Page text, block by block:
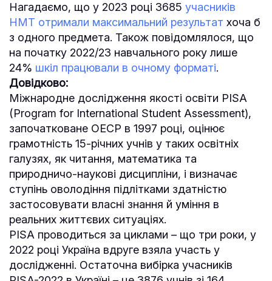
Нагадаємо, що у 2023 році 3685 учасників
НМТ отримали максимальний результат хоча б
з одного предмета. Також повідомлялося, що
на початку 2022/23 навчального року лише
24% шкіл працювали в очному форматі.
Довідково:
Міжнародне дослідження якості освіти PISA
(Program for International Student Assessment),
започатковане ОЕСР в 1997 році, оцінює
грамотність 15-річних учнів у таких освітніх
галузях, як читання, математика та
природничо-наукові дисципліни, і визначає
ступінь оволодіння підлітками здатністю
застосовувати власні знання й уміння в
реальних життєвих ситуаціях.
PISA проводиться за циклами – що три роки, у
2022 році Україна вдруге взяла участь у
дослідженні. Остаточна вибірка учасників